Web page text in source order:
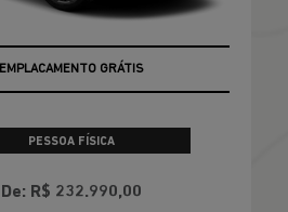
EMPLACAMENTO GRÁTIS
PESSOA FÍSICA
De: R$ 232.990,00